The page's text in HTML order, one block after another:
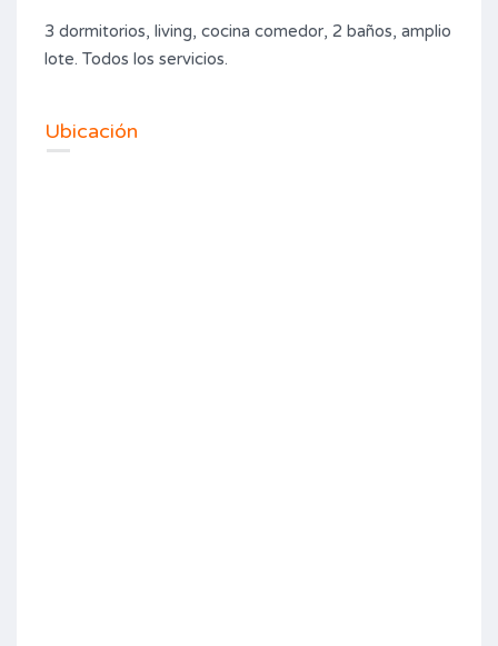
3 dormitorios, living, cocina comedor, 2 baños, amplio
lote. Todos los servicios.
Ubicación